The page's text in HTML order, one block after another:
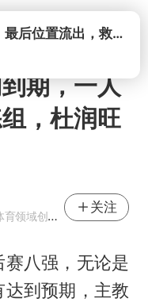
打开
期，一人
，杜润旺
领域创作者
关注
八强，无论是
到预期，主教